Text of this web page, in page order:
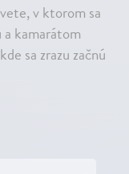
v ktorom sa
kamarátom
sa zrazu začnú